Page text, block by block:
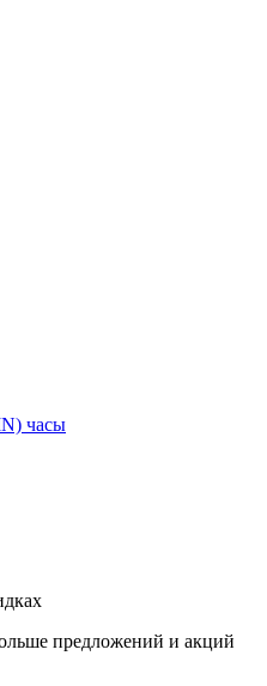
часы
предложений и акций